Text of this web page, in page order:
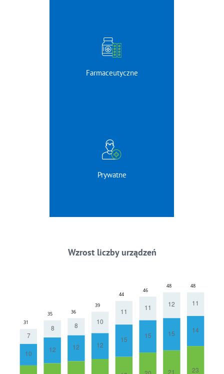
Farmaceutyczne
Prywatne
Wzrost liczby urządzeń